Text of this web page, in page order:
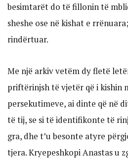
besimtarët do të fillonin të
sheshe ose në kishat e
rindërtuar.
Me një arkiv vetëm dy fletë
priftërinjsh të vjetër që i kishin
persekutimeve, ai dinte që në
të tij, se si të identifikonte të
gra, dhe t’u besonte atyre
tjera. Kryepeshkopi Anastas u